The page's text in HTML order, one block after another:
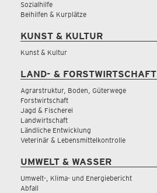
Sozialhilfe
Beihilfen & Kurplätze
KUNST & KULTUR
Kunst & Kultur
LAND- & FORSTWIRTSCHAFT
Agrarstruktur, Boden, Güterwege
Forstwirtschaft
Jagd & Fischerei
Landwirtschaft
Ländliche Entwicklung
Veterinär & Lebensmittelkontrolle
UMWELT & WASSER
Umwelt-, Klima- und Energiebericht
Abfall